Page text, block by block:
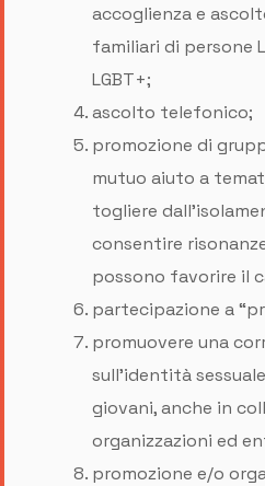
accoglienza e
familiari di persone
LGBT+;
ascolto telefonico;
promozione di
mutuo aiuto a
togliere
consentire
possono favorire il
partecipazione a
promuovere una
sull’identità
giovani, anche in
organizzazioni ed
promozione e/o